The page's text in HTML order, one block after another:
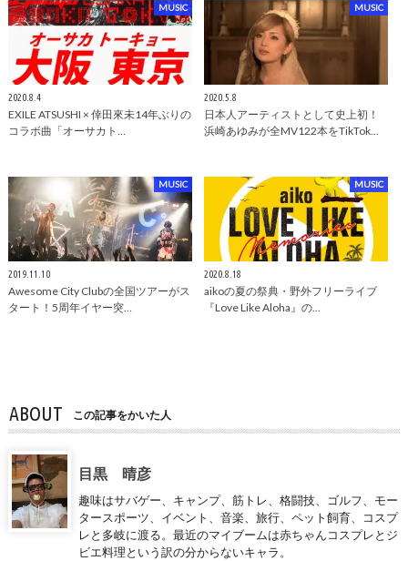
MUSIC
2020.8.4
EXILE ATSUSHI × 倖田來未14年ぶりの
コラボ曲「オーサカト…
MUSIC
2020.5.8
日本人アーティストとして史上初！
浜崎あゆみが全MV122本をTikTok…
MUSIC
2019.11.10
Awesome City Clubの全国ツアーがス
タート！5周年イヤー突…
MUSIC
2020.8.18
aikoの夏の祭典・野外フリーライブ
『Love Like Aloha』の…
ABOUT この記事をかいた人
目黒 晴彦
趣味はサバゲー、キャンプ、筋トレ、格闘技、ゴルフ、モー
タースポーツ、イベント、音楽、旅行、ペット飼育、コスプ
レと多岐に渡る。最近のマイブームは赤ちゃんコスプレとジ
ビエ料理という訳の分からないキャラ。